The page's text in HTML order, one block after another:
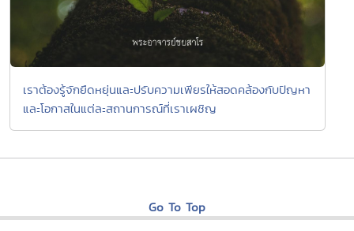
เราต้องรู้จักยืดหยุ่นและปรับความเพียรให้สอดคล้องกับปัญหา
และโอกาสในแต่ละสถานการณ์ที่เราเผชิญ
Go To Top